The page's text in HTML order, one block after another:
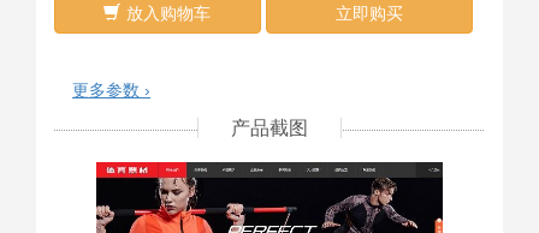
放入购物车 立即购买
更多参数 ›
产品截图